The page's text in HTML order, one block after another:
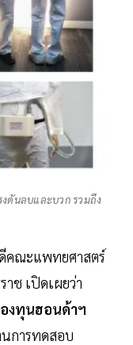
งดันลบและบวก รวมถึง
คณะแพทยศาสตร์
ช เปิดเผยว่า
งทุนฮอนด้าฯ
การทดสอบ